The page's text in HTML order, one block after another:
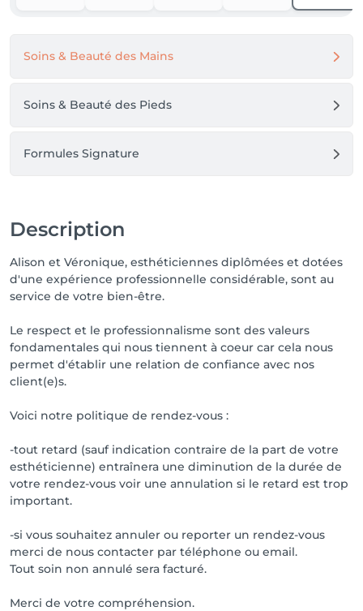
Soins & Beauté des Mains
Soins & Beauté des Pieds
Formules Signature
Description
Alison et Véronique, esthéticiennes diplômées et dotées
d'une expérience professionnelle considérable, sont au
service de votre bien-être.
Le respect et le professionnalisme sont des valeurs
fondamentales qui nous tiennent à coeur car cela nous
permet d'établir une relation de confiance avec nos
client(e)s.
Voici notre politique de rendez-vous :
-tout retard (sauf indication contraire de la part de votre
esthéticienne) entraînera une diminution de la durée de
votre rendez-vous voir une annulation si le retard est trop
important.
-si vous souhaitez annuler ou reporter un rendez-vous
merci de nous contacter par téléphone ou email.
Tout soin non annulé sera facturé.
Merci de votre compréhension.